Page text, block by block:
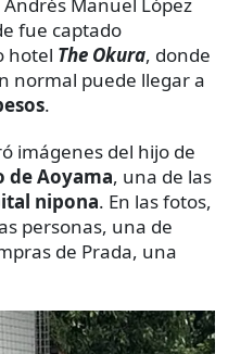
fue captado
hotel The Okura, donde
normal puede llegar a
.
imágenes del hijo de
de Aoyama, una de las
nipona. En las fotos,
personas, una de
de Prada, una